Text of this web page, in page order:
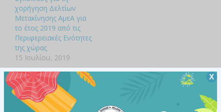
χορήγηση Δελτίων
Μετακίνησης ΑμεΑ για
το έτος 2019 από τις
Περιφερειακές Ενότητες
της χώρας
15 Ιουλίου, 2019
Έκπτωση ΑμεΑΚΤΕΛ
Χ